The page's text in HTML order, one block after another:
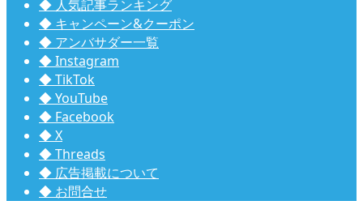
◆ 人気記事ランキング
◆ キャンペーン&クーポン
◆ アンバサダー一覧
◆ Instagram
◆ TikTok
◆ YouTube
◆ Facebook
◆ X
◆ Threads
◆ 広告掲載について
◆ お問合せ